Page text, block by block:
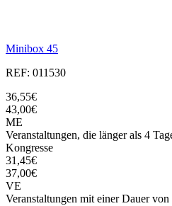
Minibox 45
REF: 011530
36,55€
43,00€
ME
Veranstaltungen, die länger als 4
Kongresse
31,45€
37,00€
VE
Veranstaltungen mit einer Dauer von